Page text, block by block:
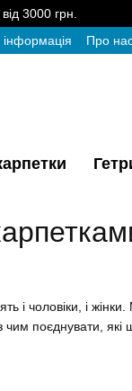
3000 грн.
інформація Про
і чоловіки, і
поєднувати,